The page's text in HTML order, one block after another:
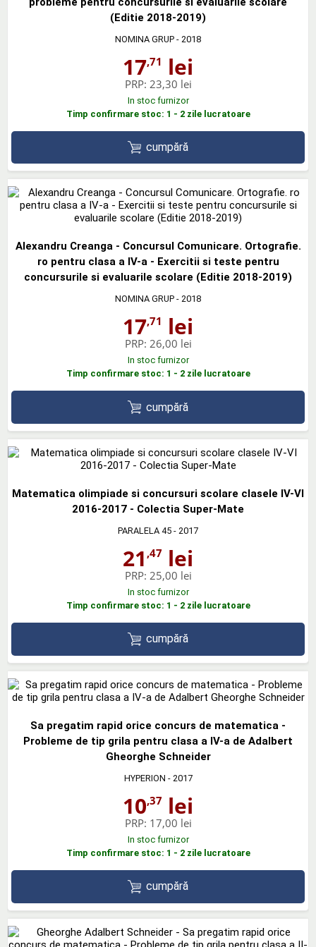
(Editie 2018-2019)
NOMINA GRUP - 2018
17,71 lei
PRP: 23,30 lei
In stoc furnizor
Timp confirmare stoc: 1 - 2 zile lucratoare
cumpără
Alexandru Creanga - Concursul Comunicare. Ortografie.
ro pentru clasa a IV-a - Exercitii si teste pentru
concursurile si evaluarile scolare (Editie 2018-2019)
NOMINA GRUP - 2018
17,71 lei
PRP: 26,00 lei
In stoc furnizor
Timp confirmare stoc: 1 - 2 zile lucratoare
cumpără
Matematica olimpiade si concursuri scolare clasele IV-VI
2016-2017 - Colectia Super-Mate
PARALELA 45 - 2017
21 ,47 lei
PRP: 25,00 lei
In stoc furnizor
Timp confirmare stoc: 1 - 2 zile lucratoare
cumpără
Sa pregatim rapid orice concurs de matematica -
Probleme de tip grila pentru clasa a IV-a de Adalbert
Gheorghe Schneider
HYPERION - 2017
10,37 lei
PRP: 17,00 lei
In stoc furnizor
Timp confirmare stoc: 1 - 2 zile lucratoare
cumpără